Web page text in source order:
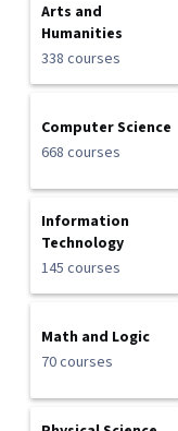
Arts and
Humanities
338 courses
Computer Science
668 courses
Information
Technology
145 courses
Math and Logic
70 courses